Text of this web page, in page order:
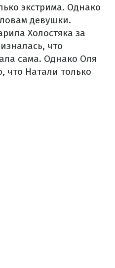
экстрима. Однако
девушки.
Холостяка за
что
сама. Однако Оля
что Натали только